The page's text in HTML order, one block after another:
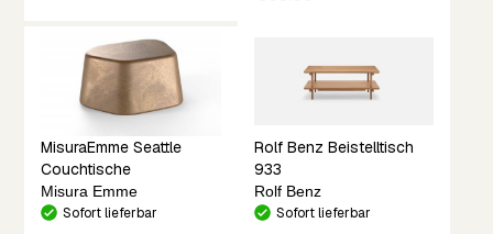
MisuraEmme Seattle
Couchtische
Misura Emme
Sofort lieferbar
Rolf Benz Beistelltisch
933
Rolf Benz
Sofort lieferbar